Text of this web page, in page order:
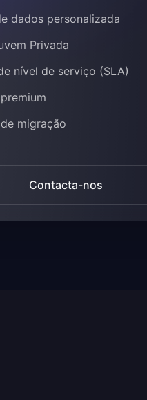
dados personalizada
Privada
nível de serviço (SLA)
migração
Contacta-nos